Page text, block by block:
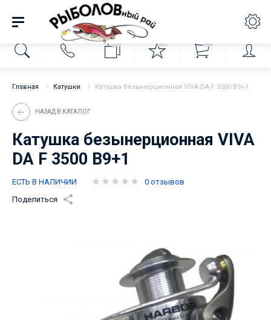
Главная Катушки Катушка безынерционная VIVA DA F 3500 B9+1
НАЗАД В КАТАЛОГ
Катушка безынерционная VIVA
DA F 3500 B9+1
ЕСТЬ В НАЛИЧИИ
0 отзывов
Поделиться